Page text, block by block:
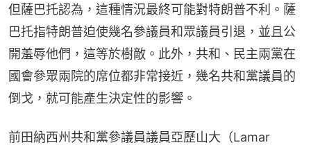
但薩巴托認為，這種情況最終可能對特朗普不利。薩
巴托指特朗普迫使幾名參議員和眾議員引退，並且公
開羞辱他們，這等於樹敵。此外，共和、民主兩黨在
國會參眾兩院的席位都非常接近，幾名共和黨議員的
倒戈，就可能產生決定性的影響。
前田納西州共和黨參議員議員亞歷山大（Lamar